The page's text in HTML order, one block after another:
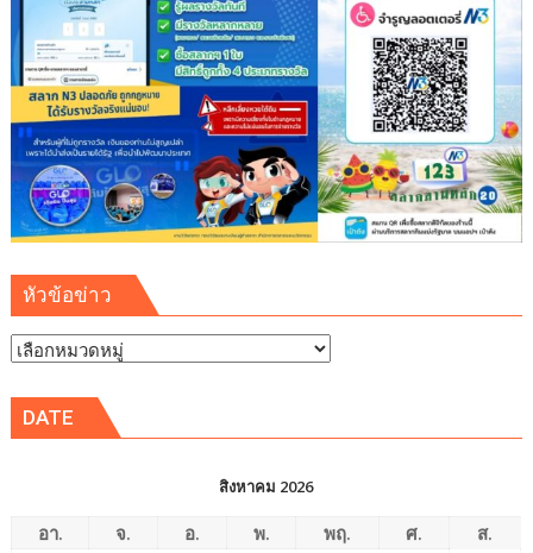
ระบบ
สาธารณูปโภค
รองรับ
การ
เติบโต
เขต
พัฒนา
พิเศษ
ภาค
ตะวัน
หัวข้อข่าว
หัวข้อ
DATE
สิงหาคม 2026
อา. จ. อ. พ. พฤ. ศ.
ส.